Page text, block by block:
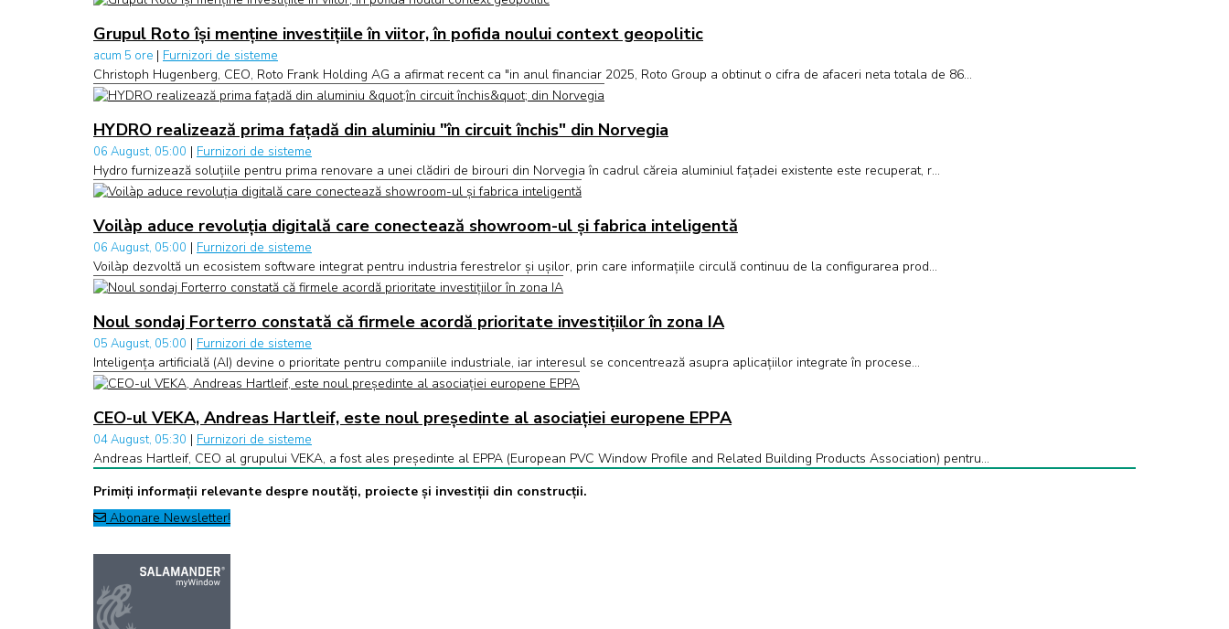
Grupul Roto își menține investițiile în viitor, în pofida noului context geopolitic
acum 5 ore | Furnizori de sisteme
Christoph Hugenberg, CEO, Roto Frank Holding AG a afirmat recent ca "in anul financiar 2025, Roto Group a obtinut o cifra de afaceri neta totala de 86…
HYDRO realizează prima fațadă din aluminiu "în circuit închis" din Norvegia
06 August, 05:00 | Furnizori de sisteme
Hydro furnizează soluțiile pentru prima renovare a unei clădiri de birouri din Norvegia în cadrul căreia aluminiul fațadei existente este recuperat, r…
Voilàp aduce revoluția digitală care conectează showroom-ul și fabrica inteligentă
06 August, 05:00 | Furnizori de sisteme
Voilàp dezvoltă un ecosistem software integrat pentru industria ferestrelor și ușilor, prin care informațiile circulă continuu de la configurarea prod…
Noul sondaj Forterro constată că firmele acordă prioritate investițiilor în zona IA
05 August, 05:00 | Furnizori de sisteme
Inteligența artificială (AI) devine o prioritate pentru companiile industriale, iar interesul se concentrează asupra aplicațiilor integrate în procese…
CEO-ul VEKA, Andreas Hartleif, este noul președinte al asociației europene EPPA
04 August, 05:30 | Furnizori de sisteme
Andreas Hartleif, CEO al grupului VEKA, a fost ales președinte al EPPA (European PVC Window Profile and Related Building Products Association) pentru…
Primiți informații relevante despre noutăți, proiecte și investiții din construcții.
Abonare Newsletter!